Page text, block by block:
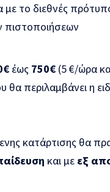
το διεθνές
πιστοποιήσεων
έως 750€(5 €/ώρα
περιλαμβάνει η
κατάρτισης θα
και με εξ